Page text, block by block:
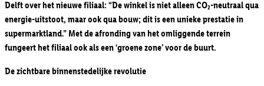
Delft over het nieuwe filiaal: “De winkel is niet alleen CO₂-neutraal qua
energie-uitstoot, maar ook qua bouw; dit is een unieke prestatie in
supermarktland.” Met de afronding van het omliggende terrein
fungeert het filiaal ook als een ‘groene zone’ voor de buurt.
De zichtbare binnenstedelijke revolutie